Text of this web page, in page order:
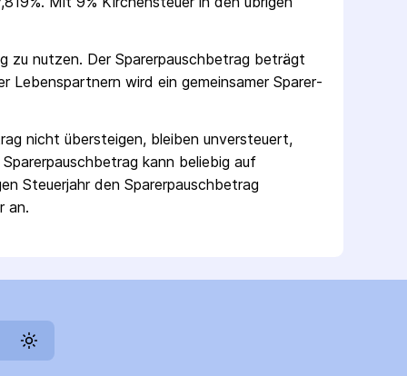
zu nutzen. Der Sparer­pausch­betrag beträgt
Lebenspartnern wird ein gemeinsamer Sparer­
nicht übersteigen, bleiben unversteuert,
kann beliebig auf
Steuerjahr den Sparer­pausch­betrag
an.